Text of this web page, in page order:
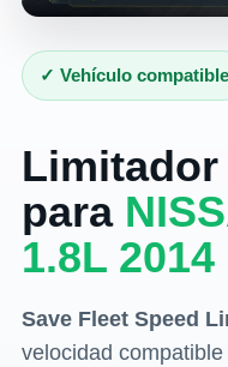
✓ Vehículo compatible
para
1.8L 2014
Save Fleet Speed
velocidad compatible